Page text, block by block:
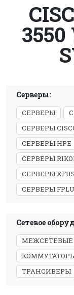
3550
Серверы:
СЕРВЕРЫ
СЕРВЕРЫ
СЕРВЕРЫ HPE
СЕРВЕРЫ
СЕРВЕРЫ
СЕРВЕРЫ
Сетевое
МЕЖСЕТЕВЫЕ
ТРАНСИВЕРЫ